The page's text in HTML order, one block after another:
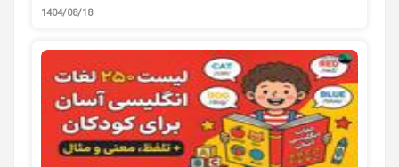
مدیریت استرس و راهنمای تمرین با استاد خصوصی را
1404/08/18